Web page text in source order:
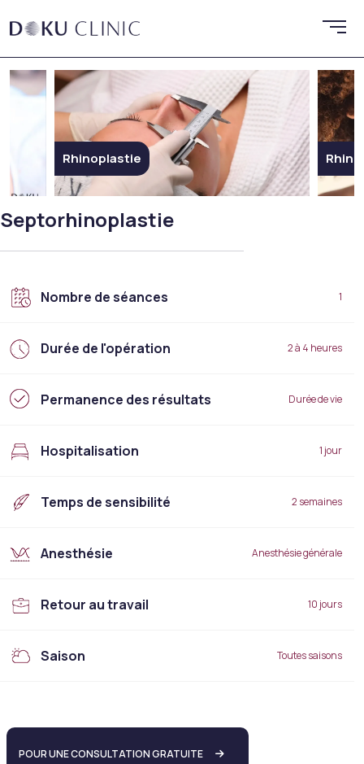
Rhinoplastie
Septorhinoplastie
Nombre de séances 1
Durée de l'opération 2 à 4 heures
Permanence des résultats Durée de vie
Hospitalisation 1 jour
Temps de sensibilité 2 semaines
Anesthésie Anesthésie générale
Retour au travail 10 jours
Saison Toutes saisons
POUR UNE CONSULTATION GRATUITE